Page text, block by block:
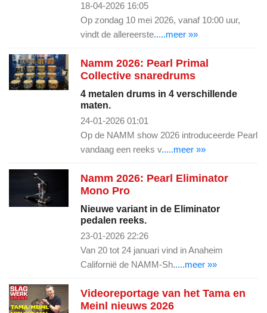
18-04-2026 16:05
Op zondag 10 mei 2026, vanaf 10:00 uur,
vindt de allereerste.....meer »»
Namm 2026: Pearl Primal
Collective snaredrums
4 metalen drums in 4 verschillende
maten.
24-01-2026 01:01
Op de NAMM show 2026 introduceerde Pearl
vandaag een reeks v.....meer »»
Namm 2026: Pearl Eliminator
Mono Pro
Nieuwe variant in de Eliminator
pedalen reeks.
23-01-2026 22:26
Van 20 tot 24 januari vind in Anaheim
Californië de NAMM-Sh.....meer »»
Videoreportage van het Tama en
Meinl nieuws 2026